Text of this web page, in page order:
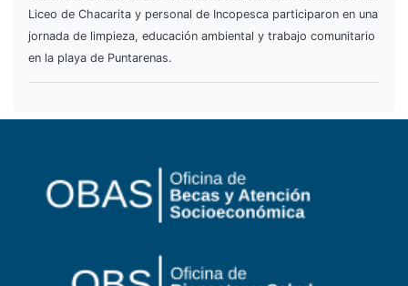
Liceo de Chacarita y personal de Incopesca participaron en una
jornada de limpieza, educación ambiental y trabajo comunitario
en la playa de Puntarenas.